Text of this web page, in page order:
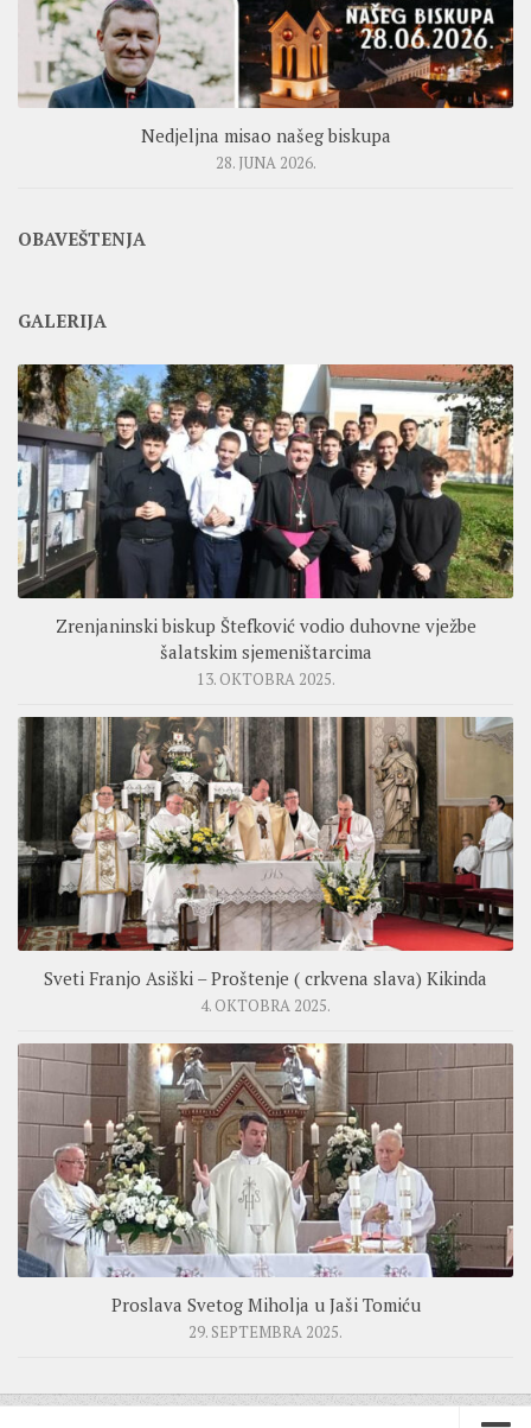
Nedjeljna misao našeg biskupa
28. JUNA 2026.
OBAVEŠTENJA
GALERIJA
Zrenjaninski biskup Štefković vodio duhovne vježbe
šalatskim sjemeništarcima
13. OKTOBRA 2025.
Sveti Franjo Asiški – Proštenje ( crkvena slava) Kikinda
4. OKTOBRA 2025.
Proslava Svetog Miholja u Jaši Tomiću
29. SEPTEMBRA 2025.